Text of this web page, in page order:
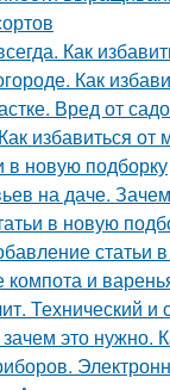
Как
Как
Вред от
избавиться от
в новую подборку
на даче.
в новую
статьи
и
Технический
это нужно.